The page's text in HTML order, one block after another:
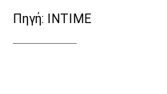
Πηγή: ΙΝΤΙΜΕ